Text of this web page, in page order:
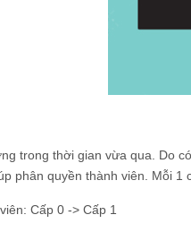
trong thời gian vừa qua. Do
phân quyền thành viên. Mỗi
Cấp 0 -> Cấp 1